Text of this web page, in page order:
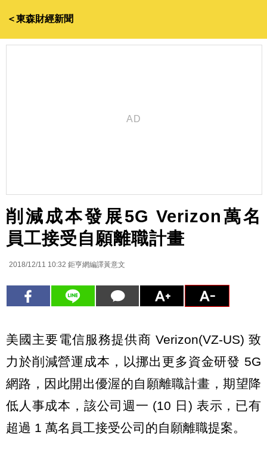
＜東森財經新聞
削減成本發展5G Verizon萬名
員工接受自願離職計畫
2018/12/11 10:32 鉅亨網編譯黃意文
美國主要電信服務提供商 Verizon(VZ-US) 致
力於削減營運成本，以挪出更多資金研發 5G
網路，因此開出優渥的自願離職計畫，期望降
低人事成本，該公司週一 (10 日) 表示，已有
超過 1 萬名員工接受公司的自願離職提案。